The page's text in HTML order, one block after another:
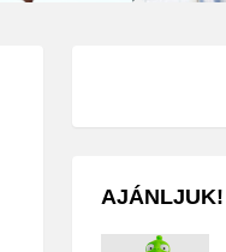
AJÁNLJUK!